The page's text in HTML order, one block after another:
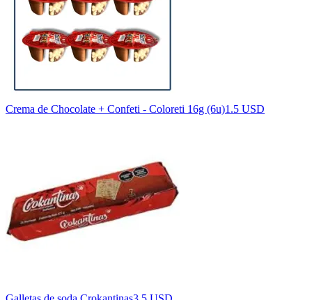
Crema de Chocolate + Confeti - Coloreti 16g (6u)1.5 USD